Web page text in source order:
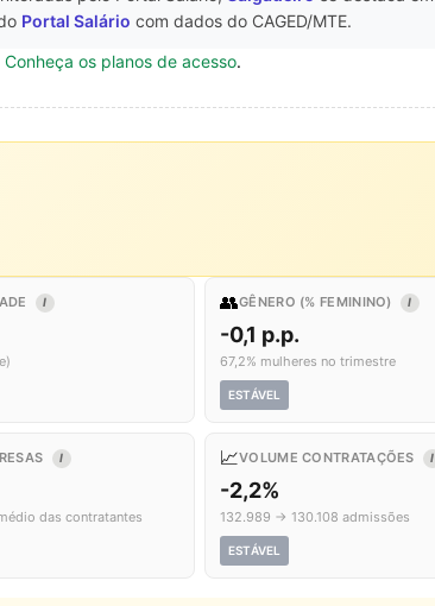
Portal Salário com dados do CAGED/MTE.
Conheça os planos de acesso.
I 👥GÊNERO (% FEMININO) I
-0,1 p.p.
67,2% mulheres no trimestre
ESTÁVEL
I
das contratantes
📈VOLUME CONTRATAÇÕES I
-2,2%
132.989 → 130.108 admissões
ESTÁVEL